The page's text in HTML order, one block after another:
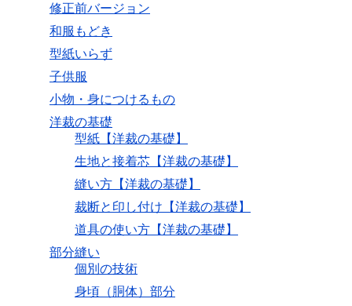
修正前バージョン
和服もどき
型紙いらず
子供服
小物・身につけるもの
洋裁の基礎
型紙【洋裁の基礎】
生地と接着芯【洋裁の基礎】
縫い方【洋裁の基礎】
裁断と印し付け【洋裁の基礎】
道具の使い方【洋裁の基礎】
部分縫い
個別の技術
身頃（胴体）部分